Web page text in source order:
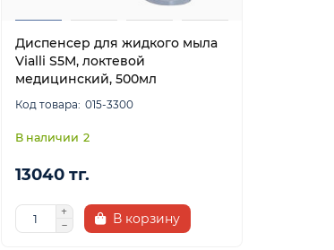
Диспенсер для жидкого мыла
Vialli S5M, локтевой
медицинский, 500мл
015-3300
2
13040 тг.
В корзину